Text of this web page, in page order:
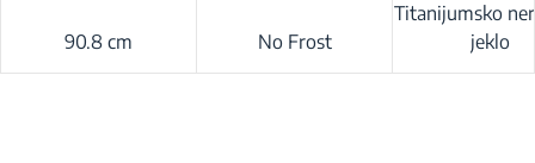
90.8 cm No Frost
Titanijumsko
jeklo